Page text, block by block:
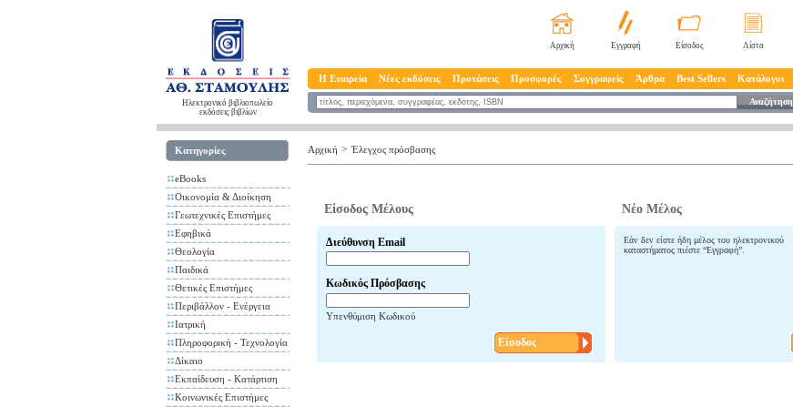
Ηλεκτρονικό βιβλιοπωλείο
εκδόσεις βιβλίων
Αρχική Εγγραφή Είσοδος Λίστα
Η Εταιρεία Νέες εκδόσεις Προτάσεις Προσφορές Συγγραφείς Άρθρα Best Sellers Κατάλογοι
Αναζήτηση
Κατηγορίες
eBooks
Οικονομία & Διοίκηση
Γεωτεχνικές Επιστήμες
Εφηβικά
Θεολογία
Παιδικά
Θετικές Επιστήμες
Περιβάλλον - Ενέργεια
Ιατρική
Πληροφορική - Τεχνολογία
Δίκαιο
Εκπαίδευση - Κατάρτιση
Κοινωνικές Επιστήμες
Αρχική > Έλεγχος πρόσβασης
Είσοδος Μέλους Νέο Μέλος
Διεύθυνση Email
Κωδικός Πρόσβασης
Υπενθύμιση Κωδικού
Είσοδος
Εάν δεν είστε ήδη μέλος του ηλεκτρονικού
καταστήματος πιέστε “Εγγραφή”.